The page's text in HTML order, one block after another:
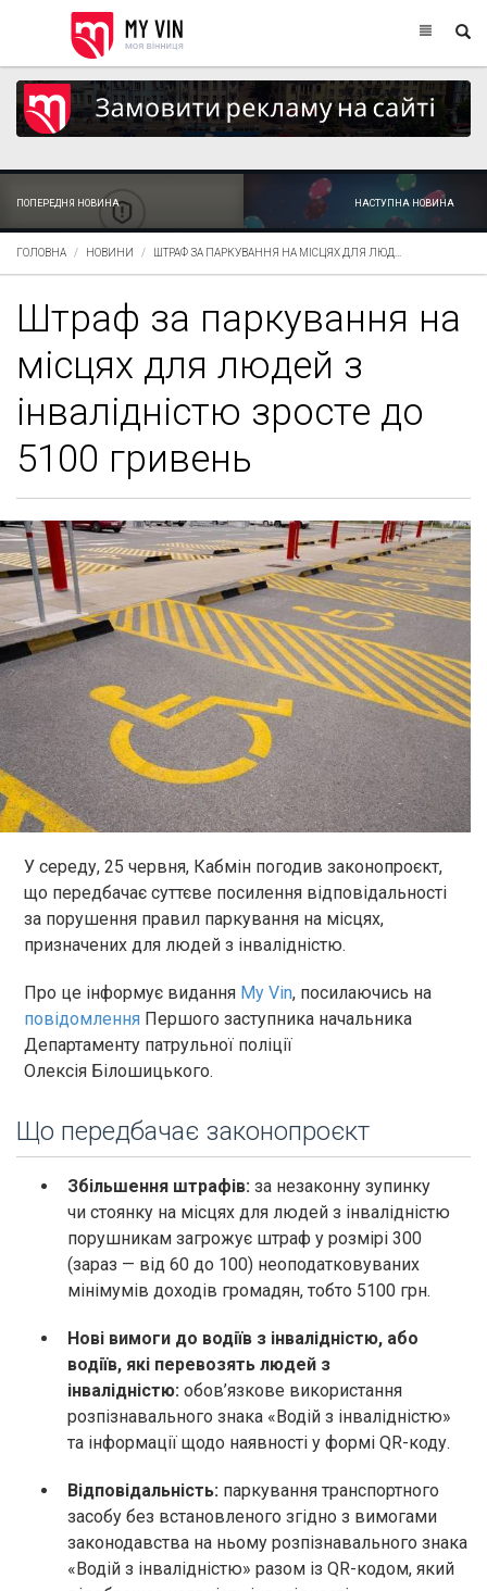
ПОПЕРЕДНЯ НОВИНА НАСТУПНА НОВИНА
ГОЛОВНА НОВИНИ ШТРАФ ЗА ПАРКУВАННЯ НА МІСЦЯХ ДЛЯ ЛЮД...
Штраф за паркування на
місцях для людей з
інвалідністю зросте до
5100 гривень
У середу, 25 червня, Кабмін погодив законопроєкт,
що передбачає суттєве посилення відповідальності
за порушення правил паркування на місцях,
призначених для людей з інвалідністю.
Про це інформує видання My Vin, посилаючись на
повідомлення Першого заступника начальника
Департаменту патрульної поліції
Олексія Білошицького.
Що передбачає законопроєкт
Збільшення штрафів: за незаконну зупинку
чи стоянку на місцях для людей з інвалідністю
порушникам загрожує штраф у розмірі 300
(зараз — від 60 до 100) неоподатковуваних
мінімумів доходів громадян, тобто 5100 грн.
Нові вимоги до водіїв з інвалідністю, або
водіїв, які перевозять людей з
інвалідністю: обов’язкове використання
розпізнавального знака «Водій з інвалідністю»
та інформації щодо наявності у формі QR-коду.
Відповідальність: паркування транспортного
засобу без встановленого згідно з вимогами
законодавства на ньому розпізнавального знака
«Водій з інвалідністю» разом із QR-кодом, який